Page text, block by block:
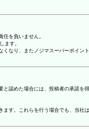
を負いません。
ます。
なり、またノジマスーパーポイン
認めた場合には、投稿者の承諾を
す。これらを行う場合でも、当社